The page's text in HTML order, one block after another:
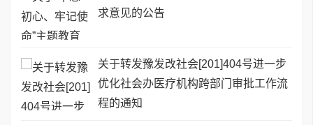
求意见的公告
关于转发豫发改社会[201]404号进一步
优化社会办医疗机构跨部门审批工作流
程的通知